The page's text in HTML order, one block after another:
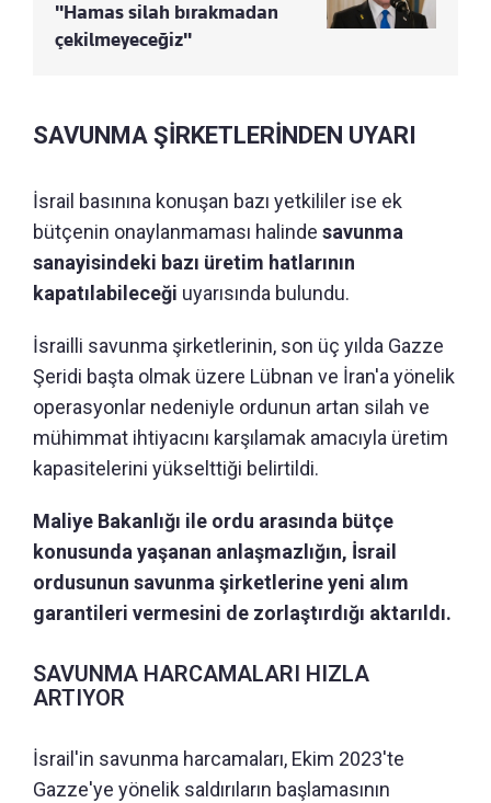
"Hamas silah bırakmadan
çekilmeyeceğiz"
SAVUNMA ŞİRKETLERİNDEN UYARI
İsrail basınına konuşan bazı yetkililer ise ek
bütçenin onaylanmaması halinde savunma
sanayisindeki bazı üretim hatlarının
kapatılabileceği uyarısında bulundu.
İsrailli savunma şirketlerinin, son üç yılda Gazze
Şeridi başta olmak üzere Lübnan ve İran'a yönelik
operasyonlar nedeniyle ordunun artan silah ve
mühimmat ihtiyacını karşılamak amacıyla üretim
kapasitelerini yükselttiği belirtildi.
Maliye Bakanlığı ile ordu arasında bütçe
konusunda yaşanan anlaşmazlığın, İsrail
ordusunun savunma şirketlerine yeni alım
garantileri vermesini de zorlaştırdığı aktarıldı.
SAVUNMA HARCAMALARI HIZLA
ARTIYOR
İsrail'in savunma harcamaları, Ekim 2023'te
Gazze'ye yönelik saldırıların başlamasının